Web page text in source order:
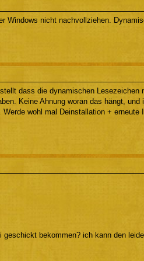
Windows nicht nachvollziehen.
dass die dynamischen Lesezeichen
Keine Ahnung woran das hängt, und
wohl mal Deinstallation + erneute
bekommen? ich kann den